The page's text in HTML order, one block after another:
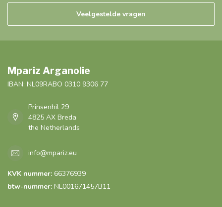
Veelgestelde vragen
Mpariz Arganolie
IBAN: NL09RABO 0310 9306 77
Prinsenhil 29
4825 AX Breda
the Netherlands
info@mpariz.eu
KVK nummer: 66376939
btw-nummer: NL001671457B11